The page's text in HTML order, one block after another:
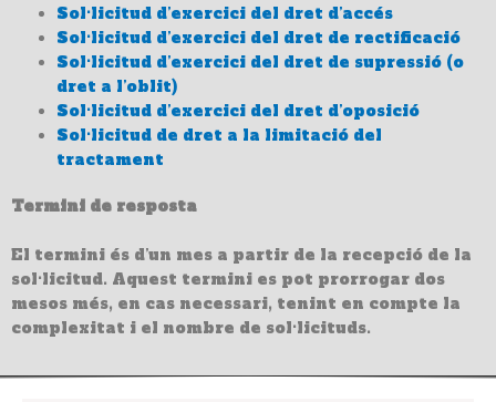
Sol·licitud d’exercici del dret d’accés
Sol·licitud d’exercici del dret de rectificació
Sol·licitud d’exercici del dret de supressió (o
dret a l’oblit)
Sol·licitud d’exercici del dret d’oposició
Sol·licitud de dret a la limitació del
tractament
Termini de resposta
El termini és d’un mes a partir de la recepció de la
sol·licitud. Aquest termini es pot prorrogar dos
mesos més, en cas necessari, tenint en compte la
complexitat i el nombre de sol·licituds.